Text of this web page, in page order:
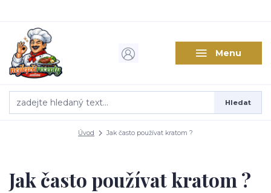
Menu
Hledat
Úvod Jak často používat kratom​ ?
Jak často používat kratom​ ?